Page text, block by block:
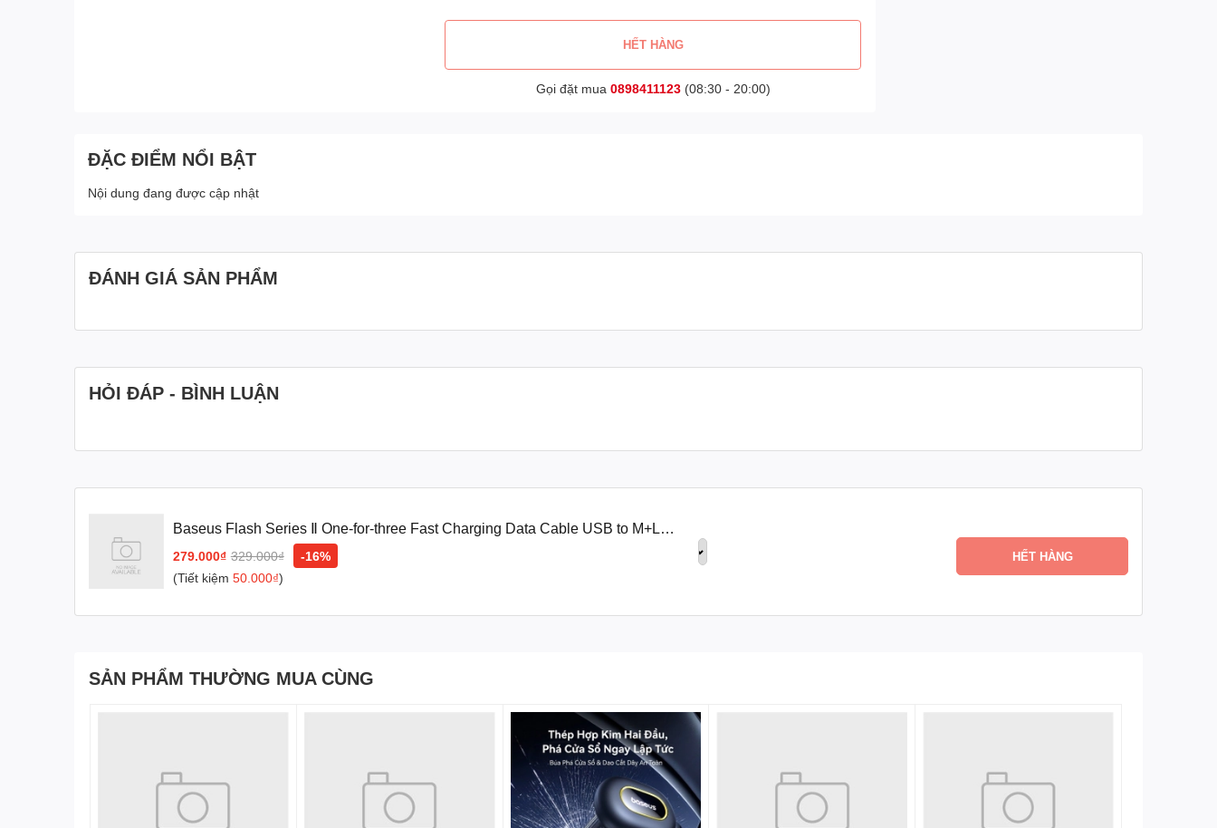
HẾT HÀNG
Gọi đặt mua 0898411123(08:30 - 20:00)
ĐẶC ĐIỂM NỔI BẬT
Nội dung đang được cập nhật
ĐÁNH GIÁ SẢN PHẨM
HỎI ĐÁP - BÌNH LUẬN
Baseus Flash Series Ⅱ One-for-three Fast Charging Data Cable USB to M+L+C
279.000₫ 329.000₫
-16%
(Tiết kiệm 50.000₫)
HẾT HÀNG
SẢN PHẨM THƯỜNG MUA CÙNG